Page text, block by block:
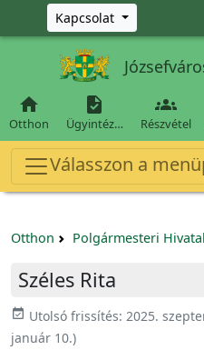
Ugrás a fő tartalomra
Kapcsolat

Otthon

Ügyintéz…

Részvétel
Válasszon a
Otthon Polgármesteri Hivatal
Széles Rita
event_available Utolsó frissítés: 2025.
január 10.)